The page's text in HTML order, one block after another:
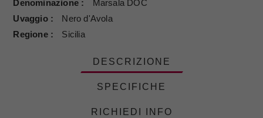
Denominazione
Marsala DOC
Uvaggio
Nero d'Avola
Regione
Sicilia
DESCRIZIONE
SPECIFICHE
RICHIEDI INFO